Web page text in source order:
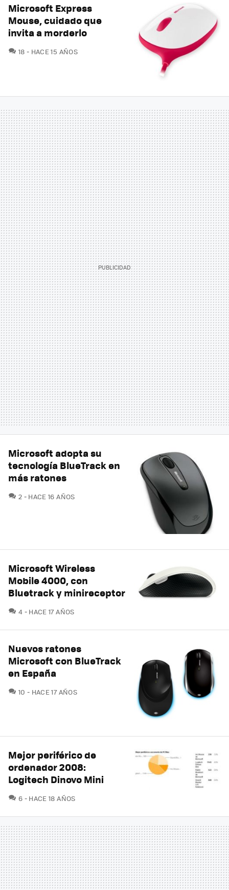
Microsoft Express
Mouse, cuidado que
invita a morderlo
18 COMENTARIOS
HACE 15 AÑOS
Microsoft adopta su
tecnología BlueTrack en
más ratones
2 COMENTARIOS
HACE 16 AÑOS
Microsoft Wireless
Mobile 4000, con
Bluetrack y minireceptor
4 COMENTARIOS
HACE 17 AÑOS
Nuevos ratones
Microsoft con BlueTrack
en España
10 COMENTARIOS
HACE 17 AÑOS
Mejor periférico de
ordenador 2008:
Logitech Dinovo Mini
6 COMENTARIOS
HACE 18 AÑOS